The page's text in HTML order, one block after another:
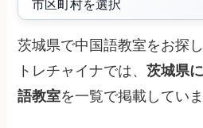
茨城県で中国語教室をお探し
トレチャイナでは、茨城県
語教室を一覧で掲載していま